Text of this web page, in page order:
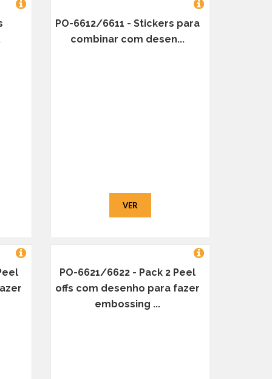
PO-6612/6611 - Stickers para
combinar com desen...
VER
PO-6621/6622 - Pack 2 Peel
offs com desenho para fazer
embossing ...